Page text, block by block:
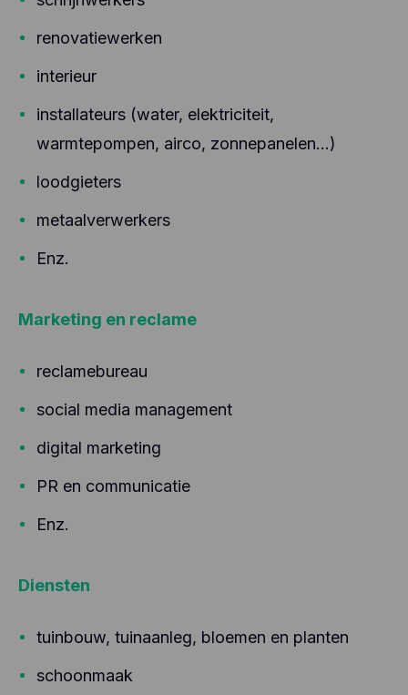
renovatiewerken
interieur
installateurs (water, elektriciteit,
warmtepompen, airco, zonnepanelen…)
loodgieters
metaalverwerkers
Enz.
Marketing en reclame
reclamebureau
social media management
digital marketing
PR en communicatie
Enz.
Diensten
tuinbouw, tuinaanleg, bloemen en planten
schoonmaak